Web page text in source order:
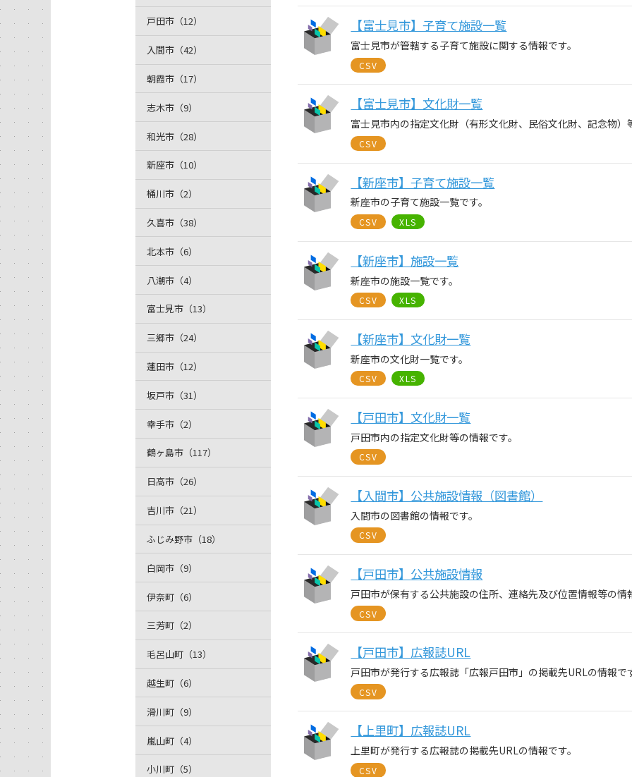
【富士見市】子育て施設一覧
富士見市が管轄する子育て施設に関する情報です。
CSV
【富士見市】文化財一覧
富士見市内の指定文化財（有形文化財、民俗文化財、記念物）
CSV
【新座市】子育て施設一覧
新座市の子育て施設一覧です。
CSV XLS
【新座市】施設一覧
新座市の施設一覧です。
CSV XLS
【新座市】文化財一覧
新座市の文化財一覧です。
CSV XLS
【戸田市】文化財一覧
戸田市内の指定文化財等の情報です。
CSV
【入間市】公共施設情報（図書館）
入間市の図書館の情報です。
CSV
【戸田市】公共施設情報
戸田市が保有する公共施設の住所、連絡先及び位置情報等の情
CSV
【戸田市】広報誌URL
戸田市が発行する広報誌「広報戸田市」の掲載先URLの情報で
CSV
【上里町】広報誌URL
上里町が発行する広報誌の掲載先URLの情報です。
CSV
戸田市（12）
入間市（42）
朝霞市（17）
志木市（9）
和光市（28）
新座市（10）
桶川市（2）
久喜市（38）
北本市（6）
八潮市（4）
富士見市（13）
三郷市（24）
蓮田市（12）
坂戸市（31）
幸手市（2）
鶴ヶ島市（117）
日高市（26）
吉川市（21）
ふじみ野市（18）
白岡市（9）
伊奈町（6）
三芳町（2）
毛呂山町（13）
越生町（6）
滑川町（9）
嵐山町（4）
小川町（5）